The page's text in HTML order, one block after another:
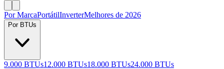
Por MarcaPortátilInverterMelhores de 2026
Por BTUs
9.000 BTUs12.000 BTUs18.000 BTUs24.000 BTUs